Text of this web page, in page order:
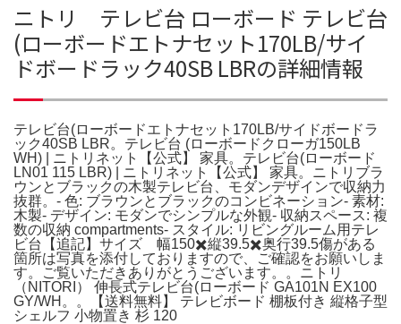
ニトリ テレビ台 ローボード テレビ台
(ローボードエトナセット170LB/サイ
ドボードラック40SB LBRの詳細情報
テレビ台(ローボードエトナセット170LB/サイドボードラ
ック40SB LBR。テレビ台 (ローボードクローガ150LB
WH) | ニトリネット【公式】 家具。テレビ台(ローボード
LN01 115 LBR) | ニトリネット【公式】 家具。ニトリブラ
ウンとブラックの木製テレビ台、モダンデザインで収納力
抜群。- 色: ブラウンとブラックのコンビネーション- 素材:
木製- デザイン: モダンでシンプルな外観- 収納スペース: 複
数の収納 compartments- スタイル: リビングルーム用テレ
ビ台【追記】サイズ 幅150✖️縦39.5✖️奥行39.5傷がある
箇所は写真を添付しておりますので、ご確認をお願いしま
す。ご覧いただきありがとうございます。。ニトリ
（NITORI） 伸長式テレビ台(ローボード GA101N EX100
GY/WH。。【送料無料】 テレビボード 棚板付き 縦格子型
シェルフ 小物置き 杉 120